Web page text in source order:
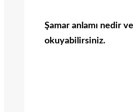
Şamar anlamı nedir
okuyabilirsiniz.